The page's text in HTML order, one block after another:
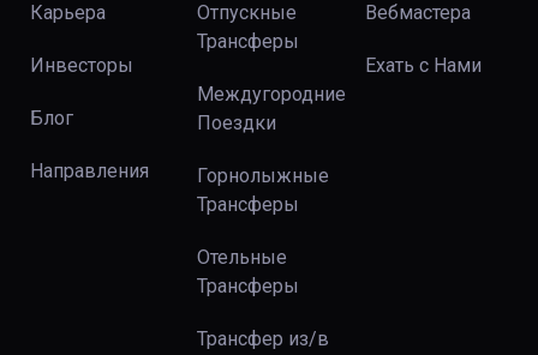
Карьера
Инвесторы
Блог
Направления
Отпускные
Трансферы
Междугородние
Поездки
Горнолыжные
Трансферы
Отельные
Трансферы
Трансфер из/в
Вебмастера
Ехать с Нами